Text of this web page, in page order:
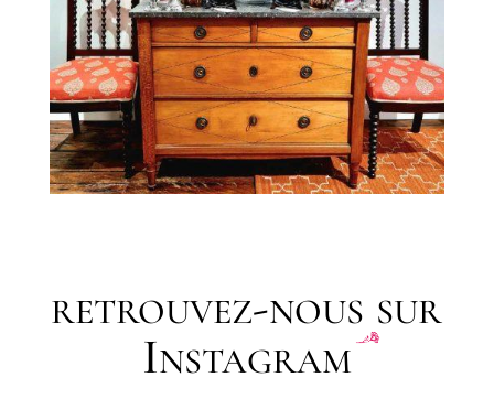
retrouvez-nous sur
Instagram